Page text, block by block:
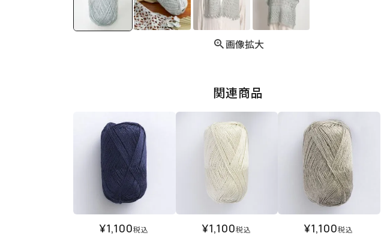
画像拡大
関連商品
¥1,100税込 ¥1,100税込 ¥1,100税込